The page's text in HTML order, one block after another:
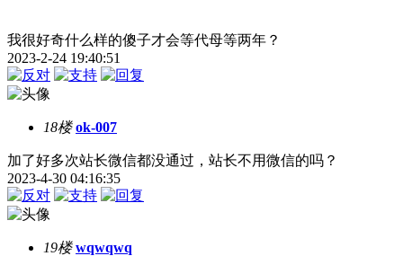
我很好奇什么样的傻子才会等代母等两年？
2023-2-24 19:40:51
18楼 ok-007
加了好多次站长微信都没通过，站长不用微信的吗？
2023-4-30 04:16:35
19楼 wqwqwq